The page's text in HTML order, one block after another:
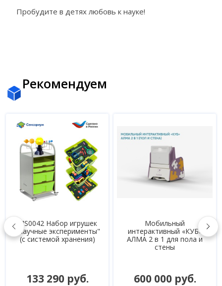
Пробудите в детях любовь к науке!
Рекомендуем
MS0042 Набор игрушек
"Научные эксперименты"
(с системой хранения)
133 290 руб.
Мобильный
интерактивный «КУБ»
АЛМА 2 в 1 для пола и
стены
600 000 руб.